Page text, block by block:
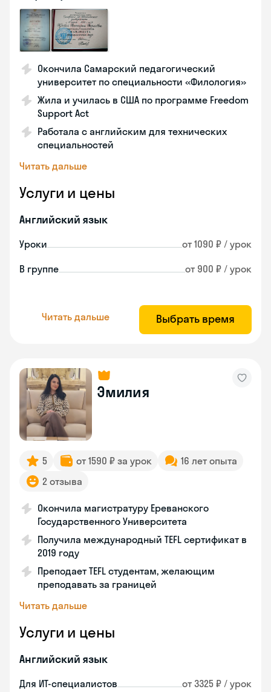
Окончила Самарский педагогический
университет по специальности «Филология»
Жила и училась в США по программе Freedom
Support Act
Работала с английским для технических
специальностей
Читать дальше
Услуги и цены
Английский язык
Уроки от 1090 ₽ / урок
В группе от 900 ₽ / урок
Читать дальше Выбрать время
Эмилия
5 от 1590 ₽ за урок
16 лет опыта
2 отзыва
Окончила магистратуру Ереванского
Государственного Университета
Получила международный TEFL сертификат в
2019 году
Преподает TEFL студентам, желающим
преподавать за границей
Читать дальше
Услуги и цены
Английский язык
Для ИТ-специалистов от 3325 ₽ / урок